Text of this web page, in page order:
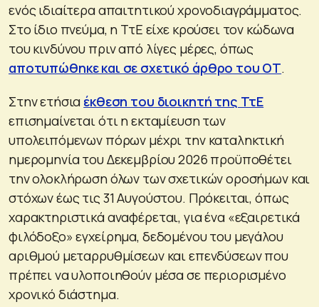
ενός ιδιαίτερα απαιτητικού χρονοδιαγράμματος.
Στο ίδιο πνεύμα, η ΤτΕ είχε κρούσει τον κώδωνα
του κινδύνου πριν από λίγες μέρες, όπως
αποτυπώθηκε και σε σχετικό άρθρο του ΟΤ.
Στην ετήσια έκθεση του διοικητή της ΤτΕ
επισημαίνεται ότι η εκταμίευση των
υπολειπόμενων πόρων μέχρι την καταληκτική
ημερομηνία του Δεκεμβρίου 2026 προϋποθέτει
την ολοκλήρωση όλων των σχετικών οροσήμων και
στόχων έως τις 31 Αυγούστου. Πρόκειται, όπως
χαρακτηριστικά αναφέρεται, για ένα «εξαιρετικά
φιλόδοξο» εγχείρημα, δεδομένου του μεγάλου
αριθμού μεταρρυθμίσεων και επενδύσεων που
πρέπει να υλοποιηθούν μέσα σε περιορισμένο
χρονικό διάστημα.